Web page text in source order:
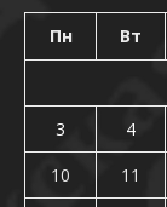
Пн Вт
3
4
10
11